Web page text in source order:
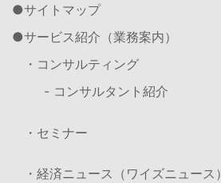
サイトマップ
サービス紹介（業務案内）
・コンサルティング
- コンサルタント紹介
・セミナー
・経済ニュース（ワイズニュース）